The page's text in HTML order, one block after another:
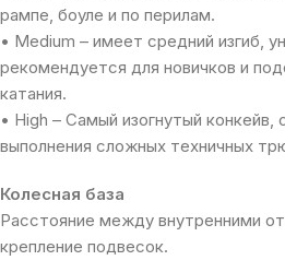
рампе, боуле и по перилам.
• Medium – имеет средний изгиб,
рекомендуется для новичков и
катания.
• High – Самый изогнутый конкейв,
выполнения сложных техничных
Колесная база
Расстояние между внутренними
крепление подвесок.